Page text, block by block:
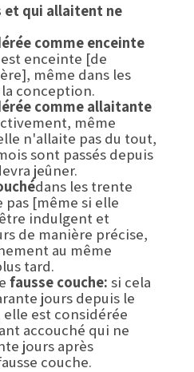
et qui allaitent ne
comme enceinte
enceinte [de
même dans les
conception.
comme allaitante
même
n'allaite pas du tout,
sont passés depuis
jeûner.
dans les trente
[même si elle
indulgent et
de manière précise,
au même
tard.
fausse couche: si cela
jours depuis le
elle est considérée
accouché qui ne
jours après
couche.